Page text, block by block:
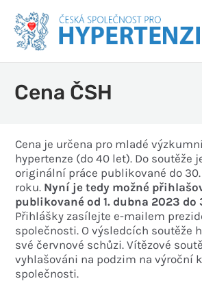
Cena ČSH
Cena je určena pro mladé
hypertenze (do 40 let). Do soutěže
originální práce publikované do
roku. Nyní je tedy možné
publikované od 1. dubna 2023 do
Přihlášky zasílejte e-mailem
společnosti. O výsledcích soutěže
své červnové schůzi. Vítězové
vyhlašováni na podzim na výroční
společnosti.